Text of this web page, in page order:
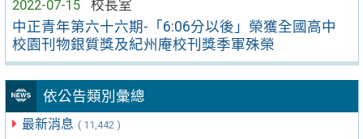
2022-07-15
校長室
中正青年第六十六期-「6:06分以後」榮獲全國高中
校園刊物銀質獎及紀州庵校刊獎季軍殊榮
依公告類別彙總
最新消息 ( 11,442 )